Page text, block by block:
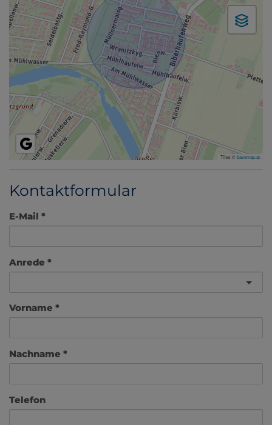
Tiles ©basemap.at
Kontaktformular
E-Mail
Anrede
Vorname
Nachname
Telefon